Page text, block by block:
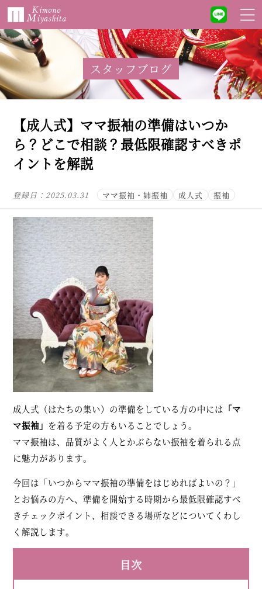
スタッフブログ
【成人式】ママ振袖の準備はいつか
ら？どこで相談？最低限確認すべきポ
イントを解説
登録日：2025.03.31 ママ振袖・姉振袖 成人式 振袖
成人式（はたちの集い）の準備をしている方の中には 「マ
マ振袖」 を着る予定の方もいることでしょう。
ママ振袖は、品質がよく人とかぶらない振袖を着られる点
に魅力があります。
今回は「いつからママ振袖の準備をはじめればよいの？」
とお悩みの方へ、準備を開始する時期から最低限確認すべ
きチェックポイント、相談できる場所などについてくわし
く解説します。
目次